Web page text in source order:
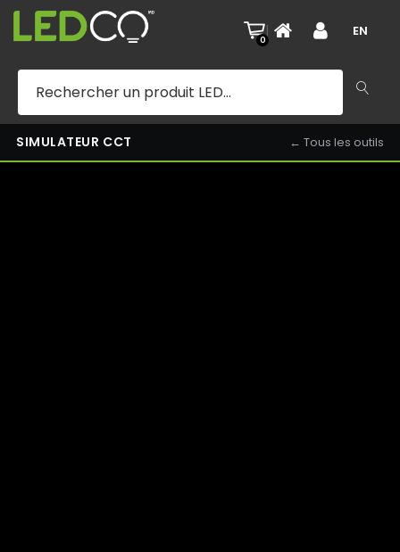
0
| EN
SIMULATEUR CCT ← Tous les outils
CUISINE — 3000K — JOUR